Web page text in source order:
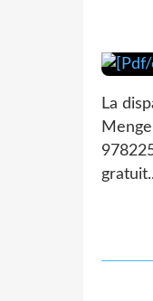
La